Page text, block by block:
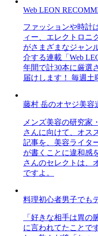
Web LEON
ファッションや時計
ィー、エレクトロニ
がさまざまなジャン
介する連載「Web
年間で計30本に厳選
届けします！ 毎週土
藤村 岳のオヤジ美容
メンズ美容の研究家
さんに向けて、オス
記事を、美容ライタ
が書くことに違和感
さんのセレクトは、
ですよ。
料理初心者男子でも
「好きな相手は胃の
に言われてたことで